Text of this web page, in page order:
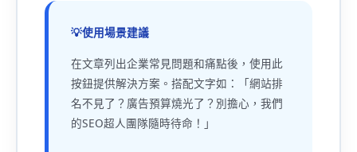
使用場景建議
在文章列出企業常見問題和痛點後，使用此
按鈕提供解決方案。搭配文字如：「網站排
名不見了？廣告預算燒光了？別擔心，我們
的SEO超人團隊隨時待命！」